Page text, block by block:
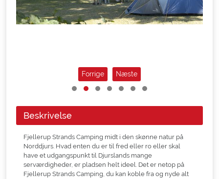
Forrige Næste
Beskrivelse
Fjellerup Strands Camping midt i den skønne natur på
Norddjurs. Hvad enten du er til fred eller ro eller skal
have et udgangspunkt til Djurslands mange
serværdigheder, er pladsen helt ideel. Det er netop på
Fjellerup Strands Camping, du kan koble fra og nyde alt